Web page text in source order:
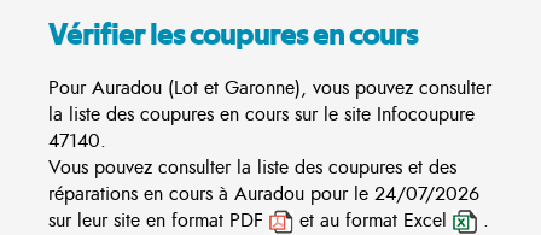
Vérifier les coupures en cours
Pour Auradou (Lot et Garonne), vous pouvez consulter
la liste des coupures en cours sur le site Infocoupure
47140.
Vous pouvez consulter la liste des coupures et des
réparations en cours à Auradou pour le 24/07/2026
sur leur site en format PDF
et au format Excel .